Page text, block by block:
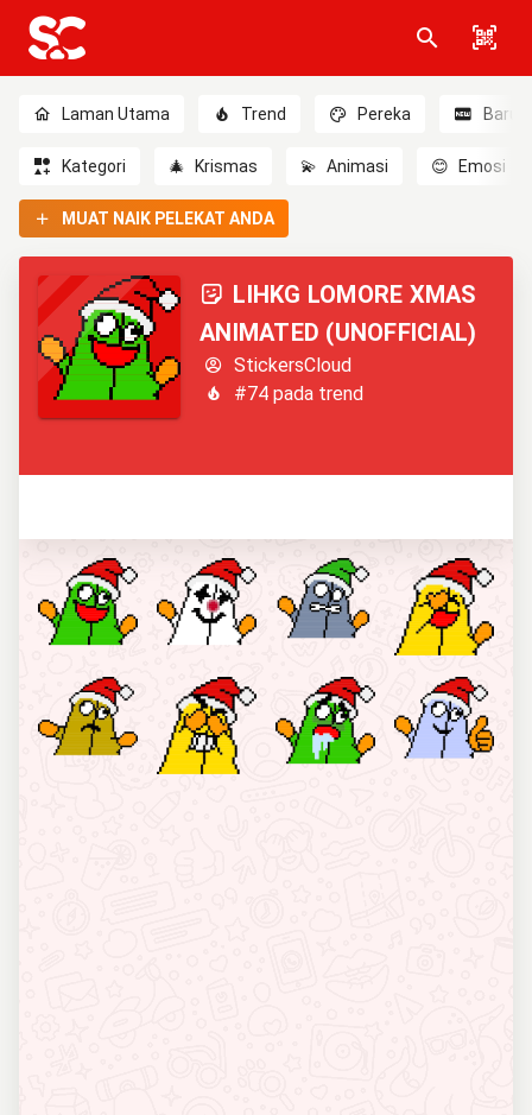
Laman Utama Trend Pereka Baru
Kategori 🎄 Krismas 💫 Animasi 😊 Emosi
MUAT NAIK PELEKAT ANDA
LIHKG LOMORE XMAS
ANIMATED (UNOFFICIAL)
StickersCloud
#74 pada trend